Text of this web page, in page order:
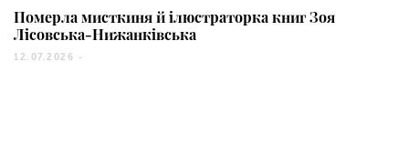
Померла мисткиня й ілюстраторка книг Зоя
Лісовська-Нижанківська
12.07.2026 -